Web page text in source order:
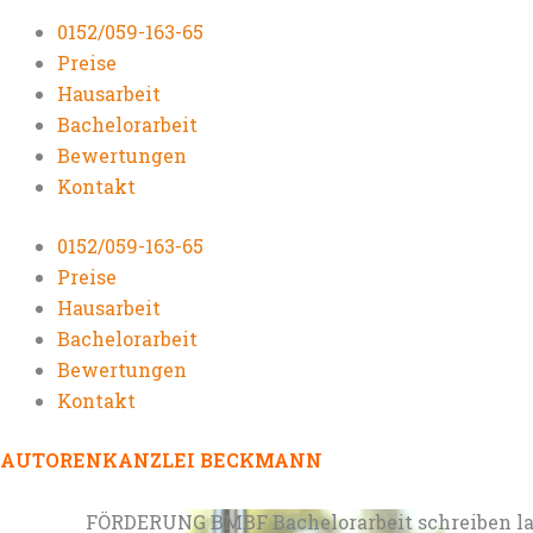
0152/059-163-65
Preise
Hausarbeit
Bachelorarbeit
Bewertungen
Kontakt
0152/059-163-65
Preise
Hausarbeit
Bachelorarbeit
Bewertungen
Kontakt
AUTORENKANZLEI BECKMANN
FÖRDERUNG BMBF Bachelorarbeit schreiben